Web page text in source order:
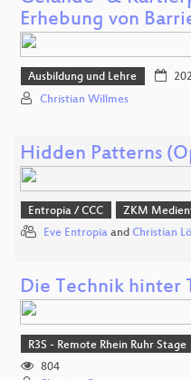
Erhebung von
Ausbildung und Lehre
Christian Willmes
Hidden Patterns
Entropia / CCC ZKM
Eve Entropia and Christian
Die Technik hinter
R3S - Remote Rhein Ruhr Stage
804